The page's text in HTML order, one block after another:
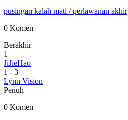
pusingan kalah mati / perlawanan akhir
0 Komen
Berakhir
1
JiJieHao
1 - 3
Lynn Vision
Penuh
0 Komen